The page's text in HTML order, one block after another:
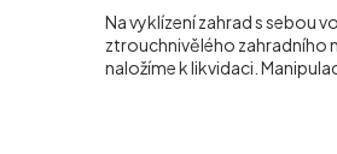
Na vyklízení zahrad s sebou
ztrouchnivělého zahradního
naložíme k likvidaci.